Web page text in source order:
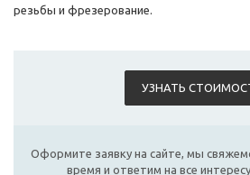
резьбы и фрезерование.
УЗНАТЬ
Оформите заявку на сайте, мы
время и ответим на все